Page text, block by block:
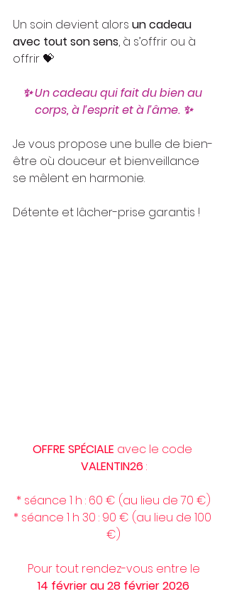
Un soin devient alors un cadeau
avec tout son sens, à s’offrir ou à
offrir 💝
✨ Un cadeau qui fait du bien au
corps, à l’esprit et à l’âme. ✨
Je vous propose une bulle de bien-
être où douceur et bienveillance
se mêlent en harmonie.
Détente et lâcher-prise garantis !
OFFRE SPÉCIALE avec le code
VALENTIN26 :
* séance 1 h : 60 € (au lieu de 70 €)
* séance 1 h 30 : 90 € (au lieu de 100
€)
Pour tout rendez-vous entre le
14 février au 28 février 2026